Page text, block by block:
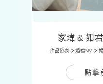
家瑋 & 如
作品發表 婚禮MV
點擊